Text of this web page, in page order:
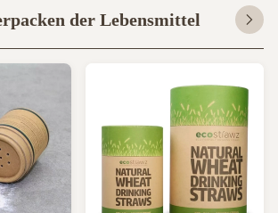
der Lebensmittel